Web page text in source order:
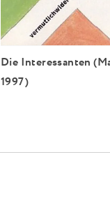
Die Interessanten
1997)